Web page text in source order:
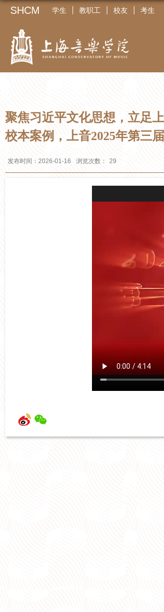
SHCM 学生 教职工 校友 考生
聚焦习近平文化思想，立足
校本案例，上音2025年第三
发布时间：2026-01-16 浏览次数： 29